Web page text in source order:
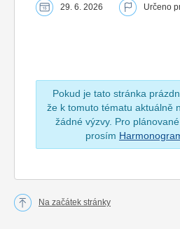
29. 6. 2026 Určeno
Pokud je tato stránka
že k tomuto tématu aktuálně
žádné výzvy. Pro
prosím
Na začátek stránky